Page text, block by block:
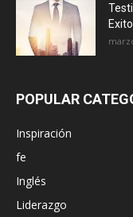
POPULAR
Inspiración
fe
Inglés
Liderazgo